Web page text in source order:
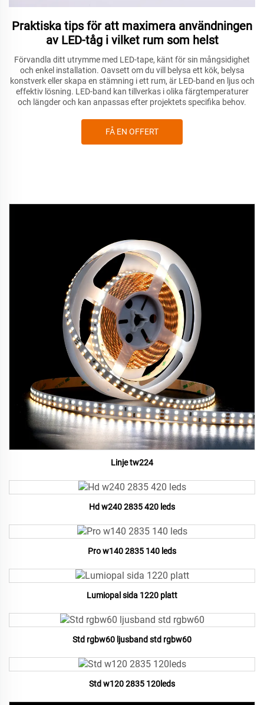
Praktiska tips för att maximera användningen
av LED-tåg i vilket rum som helst
Förvandla ditt utrymme med LED-tape, känt för sin mångsidighet
och enkel installation. Oavsett om du vill belysa ett kök, belysa
konstverk eller skapa en stämning i ett rum, är LED-band en ljus och
effektiv lösning. LED-band kan tillverkas i olika färgtemperaturer
och längder och kan anpassas efter projektets specifika behov.
FÅ EN OFFERT
Linje tw224
Hd w240 2835 420 leds
Pro w140 2835 140 leds
Lumiopal sida 1220 platt
Std rgbw60 ljusband std rgbw60
Std w120 2835 120leds